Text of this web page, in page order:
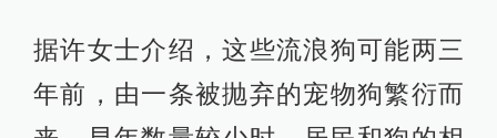
据许女士介绍，这些流浪狗可能两三
年前，由一条被抛弃的宠物狗繁衍而